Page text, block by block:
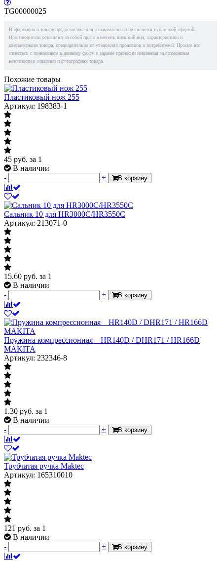
TG00000025
Информация о товаре предоставлена для ознакомления и не является публичной офертой.
Производители оставляют за собой право изменять внешний вид, характеристики и
комплектацию товара, предварительно не уведомляя продавцов и потребителей. Просим вас
отнестись с пониманием к данному факту и заранее приносим извинения за возможные
неточности в описании и фотографиях товара.
Похожие товары
Пластиковый нож 255
Артикул: 198383-1
45 руб. за 1
В наличии
-
+ В корзину
Сальник 10 для HR3000C/HR3550C
Артикул: 213071-0
15.60 руб. за 1
В наличии
-
+ В корзину
Пружина компрессионная__HR140D / DHR171 / HR166D
MAKITA
Артикул: 232346-8
1.30 руб. за 1
В наличии
-
+ В корзину
Трубчатая ручка Maktec
Артикул: 165310010
121 руб. за 1
В наличии
-
+ В корзину